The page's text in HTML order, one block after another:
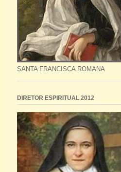
SANTA FRANCISCA ROMANA
DIRETOR ESPIRITUAL 2012